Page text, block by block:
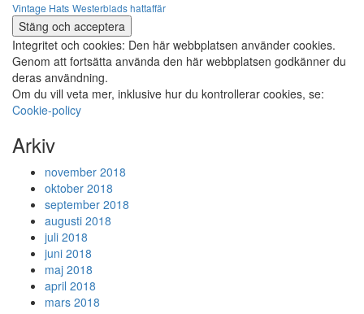
Vintage Hats Westerblads hattaffär
Integritet och cookies: Den här webbplatsen använder cookies.
Genom att fortsätta använda den här webbplatsen godkänner du
deras användning.
Om du vill veta mer, inklusive hur du kontrollerar cookies, se:
Cookie-policy
Arkiv
november 2018
oktober 2018
september 2018
augusti 2018
juli 2018
juni 2018
maj 2018
april 2018
mars 2018